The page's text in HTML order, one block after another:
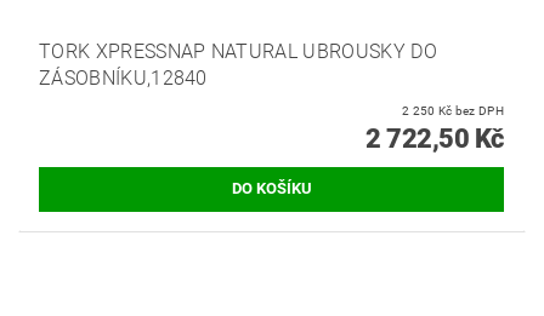
TORK XPRESSNAP NATURAL UBROUSKY DO
ZÁSOBNÍKU,12840
2 250 Kč bez DPH
2 722,50 Kč